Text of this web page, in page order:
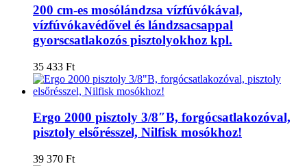
200 cm-es mosólándzsa vízfúvókával,
vízfúvókavédővel és lándzsacsappal
gyorscsatlakozós pisztolyokhoz kpl.
35 433 Ft
Ergo 2000 pisztoly 3/8″B, forgócsatlakozóval,
pisztoly elsőrésszel, Nilfisk mosókhoz!
39 370 Ft